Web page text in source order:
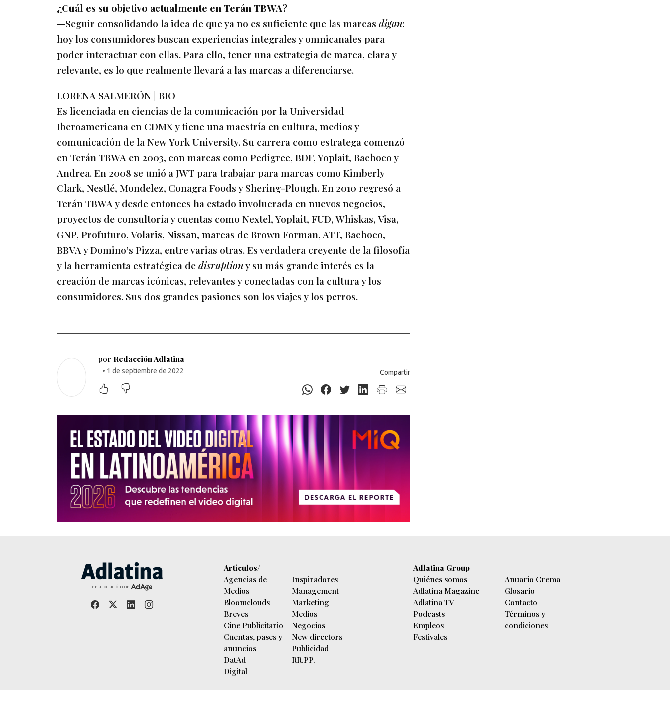
¿Cuál es su objetivo actualmente en Terán TBWA?
—Seguir consolidando la idea de que ya no es suficiente que las marcas digan:
hoy los consumidores buscan experiencias integrales y omnicanales para
poder interactuar con ellas. Para ello, tener una estrategia de marca, clara y
relevante, es lo que realmente llevará a las marcas a diferenciarse.
LORENA SALMERÓN | BIO
Es licenciada en ciencias de la comunicación por la Universidad
Iberoamericana en CDMX y tiene una maestría en cultura, medios y
comunicación de la New York University. Su carrera como estratega comenzó
en Terán TBWA en 2003, con marcas como Pedigree, BDF, Yoplait, Bachoco y
Andrea. En 2008 se unió a JWT para trabajar para marcas como Kimberly
Clark, Nestlé, Mondelēz, Conagra Foods y Shering-Plough. En 2010 regresó a
Terán TBWA y desde entonces ha estado involucrada en nuevos negocios,
proyectos de consultoría y cuentas como Nextel, Yoplait, FUD, Whiskas, Visa,
GNP, Profuturo, Volaris, Nissan, marcas de Brown Forman, ATT, Bachoco,
BBVA y Domino’s Pizza, entre varias otras. Es verdadera creyente de la filosofía
y la herramienta estratégica dedisruptiony su más grande interés es la
creación de marcas icónicas, relevantes y conectadas con la cultura y los
consumidores. Sus dos grandes pasiones son los viajes y los perros.
por Redacción Adlatina
• 1 de septiembre de 2022 Compartir
en asociación con
Artículos/
Agencias de
Medios
Bloomclouds
Breves
Cine Publicitario
Cuentas, pases y
anuncios
DatAd
Digital
Inspiradores
Management
Marketing
Medios
Negocios
New directors
Publicidad
RR.PP.
Adlatina Group
Quiénes somos
Adlatina Magazine
Adlatina TV
Podcasts
Empleos
Festivales
Anuario Crema
Glosario
Contacto
Términos y
condiciones